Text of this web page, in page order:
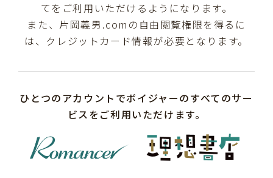
てをご利用いただけるようになります。
また、片岡義男.comの自由閲覧権限を得るに
は、クレジットカード情報が必要となります。
ひとつのアカウントでボイジャーのすべてのサー
ビスをご利用いただけます。